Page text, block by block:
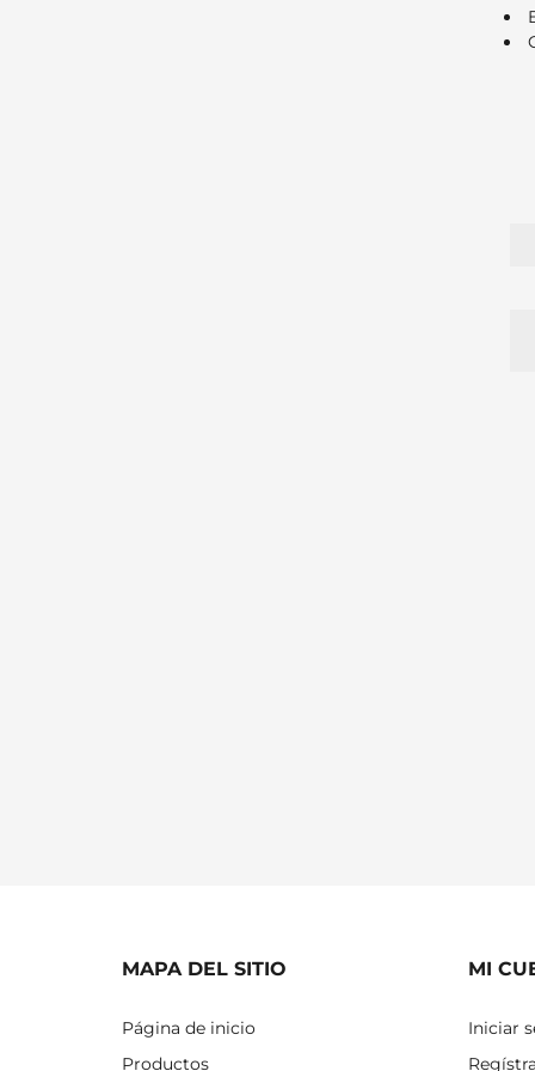
MAPA DEL SITIO
Página de inicio
Productos
MI
Iniciar